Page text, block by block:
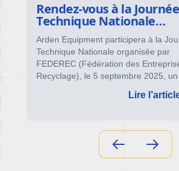
Rendez-vous à la Journée
Technique Nationale
FEDEREC 2025
Arden Equipment participera à la
Technique Nationale organisée par
FEDEREC (Fédération des
Recyclage), le 5 septembre 2025, un
professionnels du recyclage, de la
Lire